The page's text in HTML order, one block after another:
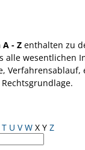
- Z enthalten zu
alle wesentlichen
T U V W X Y Z